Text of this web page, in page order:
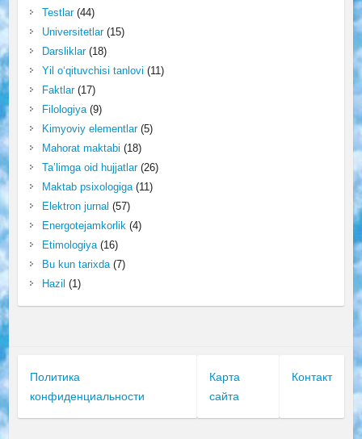
Testlar(44)
Universitetlar(15)
Darsliklar(18)
Yil o‘qituvchisi tanlovi (11)
Faktlar(17)
Filologiya(9)
Kimyoviy elementlar(5)
Mahorat maktabi (18)
Ta’limga oid hujjatlar(26)
Maktab psixologiga(11)
Elektron jurnal (57)
Energotejamkorlik (4)
Etimologiya(16)
Bu kun tarixda(7)
Hazil (1)
Политика
конфиденциальности
Карта
сайта
Контакт